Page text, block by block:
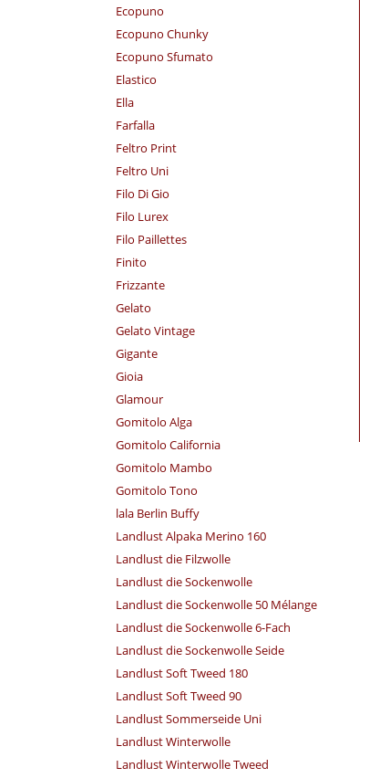
Ecopuno
Ecopuno Chunky
Ecopuno Sfumato
Elastico
Ella
Farfalla
Feltro Print
Feltro Uni
Filo Di Gio
Filo Lurex
Filo Paillettes
Finito
Frizzante
Gelato
Gelato Vintage
Gigante
Gioia
Glamour
Gomitolo Alga
Gomitolo California
Gomitolo Mambo
Gomitolo Tono
lala Berlin Buffy
Landlust Alpaka Merino 160
Landlust die Filzwolle
Landlust die Sockenwolle
Landlust die Sockenwolle 50 Mélange
Landlust die Sockenwolle 6-Fach
Landlust die Sockenwolle Seide
Landlust Soft Tweed 180
Landlust Soft Tweed 90
Landlust Sommerseide Uni
Landlust Winterwolle
Landlust Winterwolle Tweed